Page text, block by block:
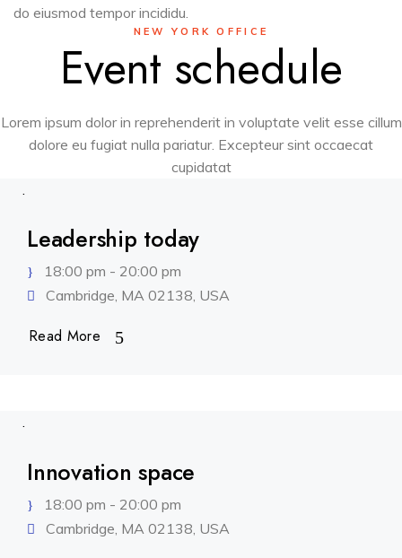
do eiusmod tempor incididu.
NEW YORK OFFICE
Event schedule
Lorem ipsum dolor in reprehenderit in voluptate velit esse cillum
dolore eu fugiat nulla pariatur. Excepteur sint occaecat
cupidatat
.
Leadership today
18:00 pm - 20:00 pm
Cambridge, MA 02138, USA
Read More
.
Innovation space
18:00 pm - 20:00 pm
Cambridge, MA 02138, USA